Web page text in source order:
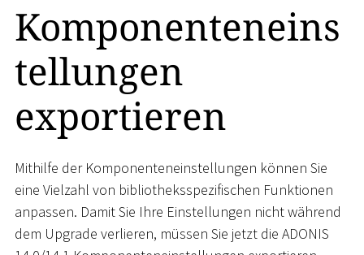
Komponenteneins
tellungen
exportieren
Mithilfe der Komponenteneinstellungen können Sie
eine Vielzahl von bibliotheksspezifischen Funktionen
anpassen. Damit Sie Ihre Einstellungen nicht während
dem Upgrade verlieren, müssen Sie jetzt die ADONIS